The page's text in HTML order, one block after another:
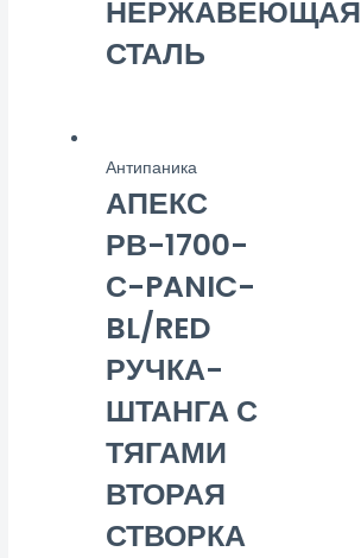
НЕРЖАВЕЮЩАЯ
СТАЛЬ
Антипаника
АПЕКС
РВ-1700-
С-PANIC-
BL/RED
РУЧКА-
ШТАНГА С
ТЯГАМИ
ВТОРАЯ
СТВОРКА